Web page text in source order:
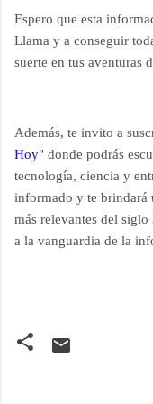
Espero que esta
Llama y a conseguir
suerte en tus aventuras
Además, te invito a
Hoy" donde podrás
tecnología, ciencia y
informado y te brindará
más relevantes del
a la vanguardia de la